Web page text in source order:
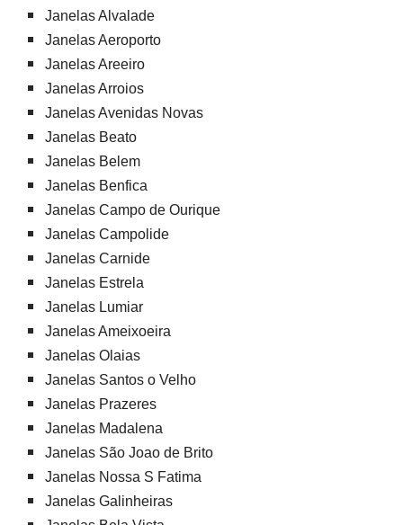
Janelas Alvalade
Janelas Aeroporto
Janelas Areeiro
Janelas Arroios
Janelas Avenidas Novas
Janelas Beato
Janelas Belem
Janelas Benfica
Janelas Campo de Ourique
Janelas Campolide
Janelas Carnide
Janelas Estrela
Janelas Lumiar
Janelas Ameixoeira
Janelas Olaias
Janelas Santos o Velho
Janelas Prazeres
Janelas Madalena
Janelas São Joao de Brito
Janelas Nossa S Fatima
Janelas Galinheiras